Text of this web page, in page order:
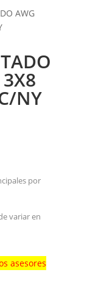
AWG
NY
por
variar en
asesores